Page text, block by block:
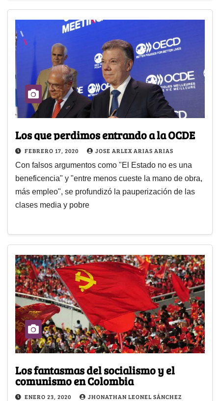
Los que perdimos entrando a la OCDE
FEBRERO 17, 2020 JOSE ARLEX ARIAS ARIAS
Con falsos argumentos como "El Estado no es una
beneficencia" y "entre menos cueste la mano de obra,
más empleo", se profundizó la pauperización de las
clases media y pobre
Los fantasmas del socialismo y el
comunismo en Colombia
ENERO 23, 2020
JHONATHAN LEONEL SÁNCHEZ